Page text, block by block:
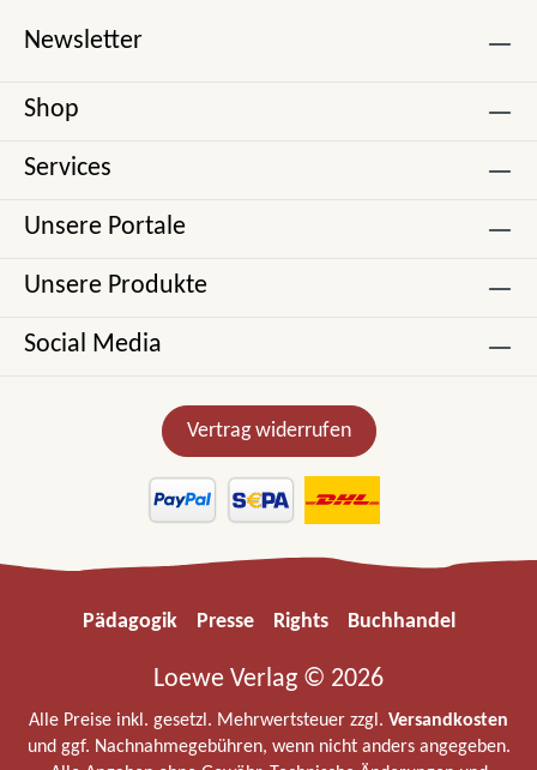
Newsletter
Shop
Services
Unsere Portale
Unsere Produkte
Social Media
Vertrag widerrufen
Pädagogik Presse Rights Buchhandel
Loewe Verlag © 2026
Alle Preise inkl. gesetzl. Mehrwertsteuer zzgl. Versandkosten
und ggf. Nachnahmegebühren, wenn nicht anders angegeben.